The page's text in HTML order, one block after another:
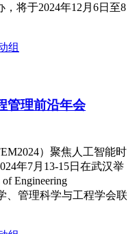
将于2024年12月6日至8
组
管理前沿年会
）聚焦人工智能时
年7月13-15日在武汉举
Engineering
、管理科学与工程学会联